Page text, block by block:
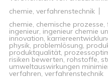
chemie, verfahrenstechnik
chemie, chemische prozesse,
ingenieur, ingenieur chemie
innovation,
physik, problemlösung,
produktqualität,
risiken bewerten, rohstoffe,
umweltauswirkungen
verfahren, verfahrenstechnik